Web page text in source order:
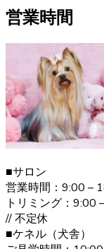
2021.1.19
特徴です。”動く
ます。どんどん
れが必要です。伸
い主の好みによっ
購入の際は、是非
2020.12.30
ヨークシャーテリ
ー」と言われます
ると顔まわりを中
した毛色の変化も
シャーテリア購入
ください。
営業時間
■サロン
営業時間：9:00 –
トリミング：9:00
// 不定休
■ケネル（犬舎）